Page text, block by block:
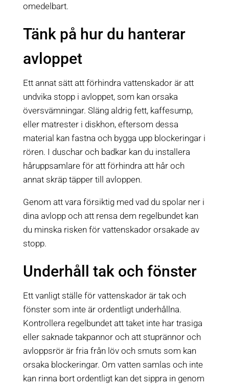
omedelbart.
Tänk på hur du hanterar
avloppet
Ett annat sätt att förhindra vattenskador är att
undvika stopp i avloppet, som kan orsaka
översvämningar. Släng aldrig fett, kaffesump,
eller matrester i diskhon, eftersom dessa
material kan fastna och bygga upp blockeringar i
rören. I duschar och badkar kan du installera
håruppsamlare för att förhindra att hår och
annat skräp täpper till avloppen.
Genom att vara försiktig med vad du spolar ner i
dina avlopp och att rensa dem regelbundet kan
du minska risken för vattenskador orsakade av
stopp.
Underhåll tak och fönster
Ett vanligt ställe för vattenskador är tak och
fönster som inte är ordentligt underhållna.
Kontrollera regelbundet att taket inte har trasiga
eller saknade takpannor och att stuprännor och
avloppsrör är fria från löv och smuts som kan
orsaka blockeringar. Om vatten samlas och inte
kan rinna bort ordentligt kan det sippra in genom